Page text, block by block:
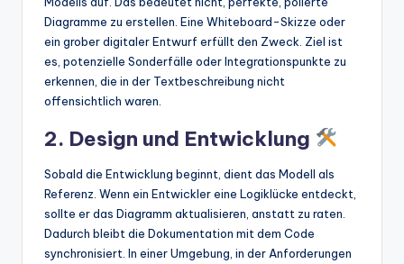
Diagramme zu erstellen. Eine Whiteboard-Skizze oder
ein grober digitaler Entwurf erfüllt den Zweck. Ziel ist
es, potenzielle Sonderfälle oder Integrationspunkte zu
erkennen, die in der Textbeschreibung nicht
offensichtlich waren.
2. Design und Entwicklung
Sobald die Entwicklung beginnt, dient das Modell als
Referenz. Wenn ein Entwickler eine Logiklücke entdeckt,
sollte er das Diagramm aktualisieren, anstatt zu raten.
Dadurch bleibt die Dokumentation mit dem Code
synchronisiert. In einer Umgebung, in der Anforderungen